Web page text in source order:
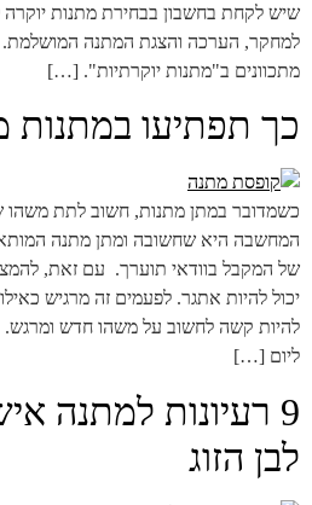
שיש לקחת בחשבון בבחירת מתנות יוקרה
למחקר, הערכה והצגת המתנה המושלמת.
מתכוונים ב"מתנות יוקרתיות". […]
כך תפתיעו במתנות
כשמדובר במתן מתנות, חשוב לתת משהו
המחשבה היא שחשובה ומתן מתנה
של המקבל בוודאי תוערך. עם זאת,
יכול להיות אתגר. לפעמים זה מרגיש
להיות קשה לחשוב על משהו חדש
ליום […]
9 רעיונות למתנה
לבן הזוג